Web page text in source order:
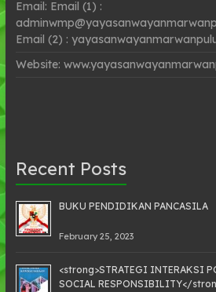
Email: Email (1) :
Email (2) :
Website:
Recent Posts
BUKU PENDIDIKAN PANCASILA
February 25, 2023
<strong>STRATEGI INTERAKSI
SOCIAL RESPONSIBILITY</